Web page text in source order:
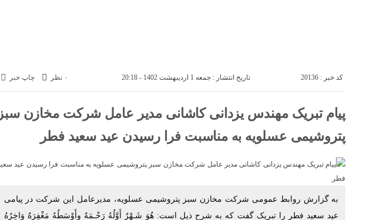
تاریخ انتشار : جمعه 1 اردیبهشت 1402 - 20:18 کد خبر : 20136 چاپ خبر ۰ نظر
پیام تبریک مهندس یزدانی کاشانی مدیر عامل شرکت مخازن سبز
پتروشیمی عسلویه به مناسبت فرا رسیدن عید سعید فطر
به گزارش روابط عمومی شرکت مخازن سبز پتروشیمی عسلویه، مدیرعامل این شرکت در پیامی
عید سعید فطر را تبریک گفت که به شرح ذیل است: هُوَ شَـهْرٌ أَوَّلُهُ رَحْـمَهٌ وأَوْسَطُهُ مَغْفِرَهٌ وَاخِرُهُ